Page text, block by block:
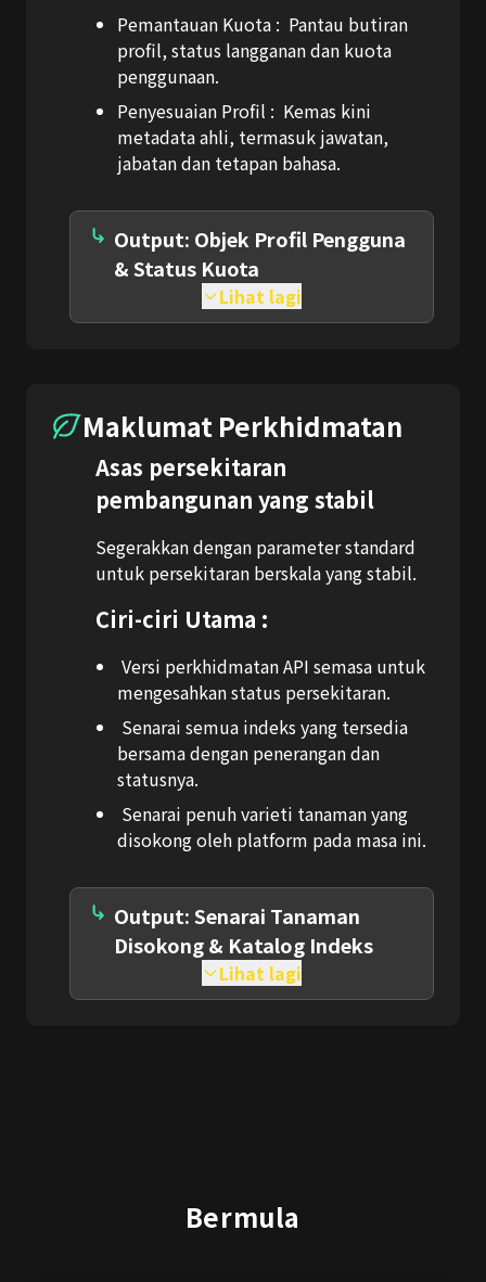
Pemantauan Kuota : Pantau butiran
profil, status langganan dan kuota
penggunaan.
Penyesuaian Profil : Kemas kini
metadata ahli, termasuk jawatan,
jabatan dan tetapan bahasa.
Output: Objek Profil Pengguna
& Status Kuota
Lihat lagi
Maklumat Perkhidmatan
Asas persekitaran
pembangunan yang stabil
Segerakkan dengan parameter standard
untuk persekitaran berskala yang stabil.
Ciri-ciri Utama :
Versi perkhidmatan API semasa untuk
mengesahkan status persekitaran.
Senarai semua indeks yang tersedia
bersama dengan penerangan dan
statusnya.
Senarai penuh varieti tanaman yang
disokong oleh platform pada masa ini.
Output: Senarai Tanaman
Disokong & Katalog Indeks
Lihat lagi
Bermula